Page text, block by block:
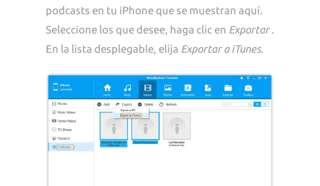
podcasts en tu iPhone que se muestran aquí.
Seleccione los que desee, haga clic en Exportar.
En la lista desplegable, elija Exportar a iTunes.